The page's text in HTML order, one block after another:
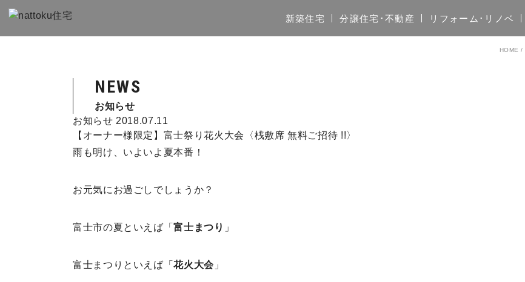
新築住宅 分譲住宅･不動産 リフォーム･リノベ
HOME /
NEWS
お知らせ
お知らせ 2018.07.11
【オーナー様限定】富士祭り花火大会〈桟敷席 無料ご招待 !!〉
雨も明け、いよいよ夏本番！
お元気にお過ごしでしょうか？
富士市の夏といえば「富士まつり 」
富士まつりといえば「花火大会 」